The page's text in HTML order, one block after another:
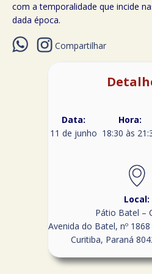
com a temporalidade que incide
dada época.
Compartilhar
Data:
11 de junho
Hora:
18:30 às
Local:
Pátio Batel –
Avenida do Batel, nº
Curitiba, Paraná